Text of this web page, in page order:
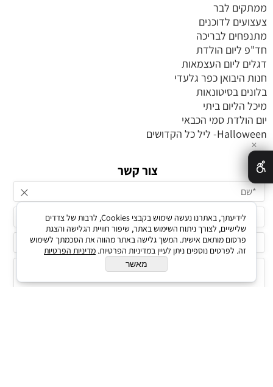
ממתקים לבר
צעצועים לדוכנים
מתנפחים לבריכה
חד"פ ליום הולדת
דגלים ליום העצמאות
חנות היבואן כפר גלעדי
בלונים בסיטונאות
מיכל הליום ביתי
יום הולדת סמי הכבאי
Halloween- ליל כל הקדושים
צור קשר
✕
לידיעתך, באתרנו נעשה שימוש בקבצי Cookies, לרבות של צדדים
שלישיים, לצורך ניתוח השימוש באתר, שיפור חוויית הגלישה והצגת
פרסום מותאם אישית. המשך גלישה באתר מהווה את הסכמתך לשימוש
זה. לפרטים נוספים ניתן לעיין במדיניות הפרטיות. מדיניות הפרטיות
מאשר